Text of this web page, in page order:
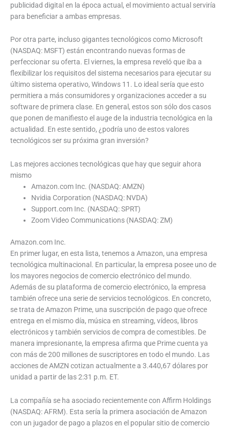
publicidad digital en la época actual, el movimiento actual serviría
para beneficiar a ambas empresas.
Por otra parte, incluso gigantes tecnológicos como Microsoft
(NASDAQ: MSFT) están encontrando nuevas formas de
perfeccionar su oferta. El viernes, la empresa reveló que iba a
flexibilizar los requisitos del sistema necesarios para ejecutar su
último sistema operativo, Windows 11. Lo ideal sería que esto
permitiera a más consumidores y organizaciones acceder a su
software de primera clase. En general, estos son sólo dos casos
que ponen de manifiesto el auge de la industria tecnológica en la
actualidad. En este sentido, ¿podría uno de estos valores
tecnológicos ser su próxima gran inversión?
Las mejores acciones tecnológicas que hay que seguir ahora
mismo
Amazon.com Inc. (NASDAQ: AMZN)
Nvidia Corporation (NASDAQ: NVDA)
Support.com Inc. (NASDAQ: SPRT)
Zoom Video Communications (NASDAQ: ZM)
Amazon.com Inc.
En primer lugar, en esta lista, tenemos a Amazon, una empresa
tecnológica multinacional. En particular, la empresa posee uno de
los mayores negocios de comercio electrónico del mundo.
Además de su plataforma de comercio electrónico, la empresa
también ofrece una serie de servicios tecnológicos. En concreto,
se trata de Amazon Prime, una suscripción de pago que ofrece
entrega en el mismo día, música en streaming, vídeos, libros
electrónicos y también servicios de compra de comestibles. De
manera impresionante, la empresa afirma que Prime cuenta ya
con más de 200 millones de suscriptores en todo el mundo. Las
acciones de AMZN cotizan actualmente a 3.440,67 dólares por
unidad a partir de las 2:31 p.m. ET.
La compañía se ha asociado recientemente con Affirm Holdings
(NASDAQ: AFRM). Esta sería la primera asociación de Amazon
con un jugador de pago a plazos en el popular sitio de comercio